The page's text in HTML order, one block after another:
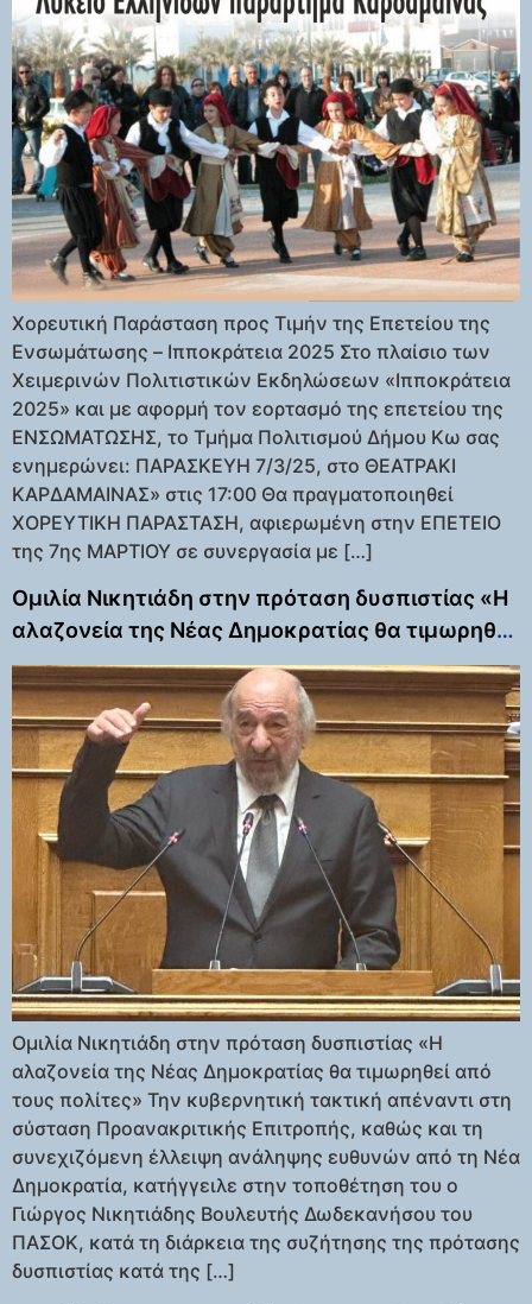
Χορευτική Παράσταση προς Τιμήν της Επετείου της
Ενσωμάτωσης – Ιπποκράτεια 2025 Στο πλαίσιο των
Χειμερινών Πολιτιστικών Εκδηλώσεων «Ιπποκράτεια
2025» και με αφορμή τον εορτασμό της επετείου της
ΕΝΣΩΜΑΤΩΣΗΣ, το Τμήμα Πολιτισμού Δήμου Κω σας
ενημερώνει: ΠΑΡΑΣΚΕΥΗ 7/3/25, στο ΘΕΑΤΡΑΚΙ
ΚΑΡΔΑΜΑΙΝΑΣ» στις 17:00 Θα πραγματοποιηθεί
ΧΟΡΕΥΤΙΚΗ ΠΑΡΑΣΤΑΣΗ, αφιερωμένη στην ΕΠΕΤΕΙΟ
της 7ης ΜΑΡΤΙΟΥ σε συνεργασία με […]
Ομιλία Νικητιάδη στην πρόταση δυσπιστίας «Η
αλαζονεία της Νέας Δημοκρατίας θα τιμωρηθεί
από τους πολίτες»
Ομιλία Νικητιάδη στην πρόταση δυσπιστίας «Η
αλαζονεία της Νέας Δημοκρατίας θα τιμωρηθεί από
τους πολίτες» Την κυβερνητική τακτική απέναντι στη
σύσταση Προανακριτικής Επιτροπής, καθώς και τη
συνεχιζόμενη έλλειψη ανάληψης ευθυνών από τη Νέα
Δημοκρατία, κατήγγειλε στην τοποθέτηση του ο
Γιώργος Νικητιάδης Βουλευτής Δωδεκανήσου του
ΠΑΣΟΚ, κατά τη διάρκεια της συζήτησης της πρότασης
δυσπιστίας κατά της […]